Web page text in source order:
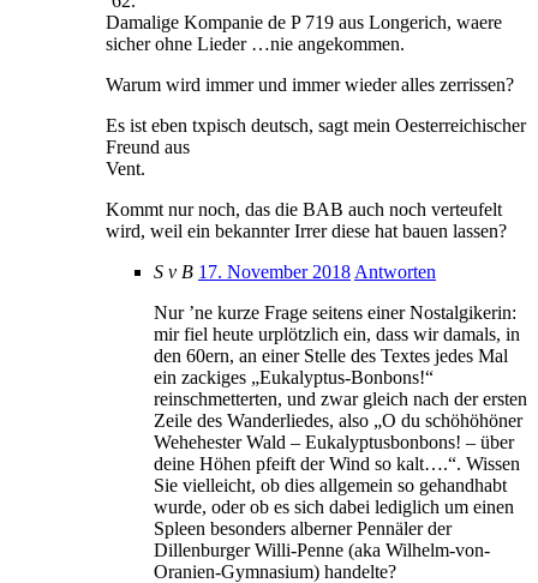
Damalige Kompanie de P 719 aus Longerich, waere
sicher ohne Lieder …nie angekommen.
Warum wird immer und immer wieder alles zerrissen?
Es ist eben txpisch deutsch, sagt mein Oesterreichischer
Freund aus
Vent.
Kommt nur noch, das die BAB auch noch verteufelt
wird, weil ein bekannter Irrer diese hat bauen lassen?
S v B 17. November 2018 Antworten
Nur ’ne kurze Frage seitens einer Nostalgikerin:
mir fiel heute urplötzlich ein, dass wir damals, in
den 60ern, an einer Stelle des Textes jedes Mal
ein zackiges „Eukalyptus-Bonbons!“
reinschmetterten, und zwar gleich nach der ersten
Zeile des Wanderliedes, also „O du schöhöhöner
Wehehester Wald – Eukalyptusbonbons! – über
deine Höhen pfeift der Wind so kalt….“. Wissen
Sie vielleicht, ob dies allgemein so gehandhabt
wurde, oder ob es sich dabei lediglich um einen
Spleen besonders alberner Pennäler der
Dillenburger Willi-Penne (aka Wilhelm-von-
Oranien-Gymnasium) handelte?